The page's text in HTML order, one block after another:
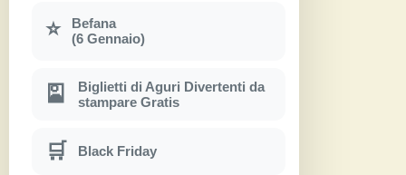
⭐
Befana
(6 Gennaio)
🎴
Biglietti di Aguri Divertenti da
stampare Gratis
🛒 Black Friday